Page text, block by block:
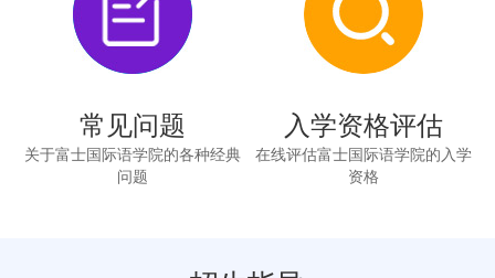
常见问题
关于富士国际语学院的各种经典
问题
入学资格评估
在线评估富士国际语学院的入学
资格